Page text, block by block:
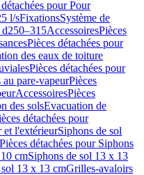
pour Pour
l/sFixationsSystème de
AccessoiresPièces
Pièces détachées pour
des eaux de toiture
Pièces détachées pour
au pare-vapeurPièces
AccessoiresPièces
des solsEvacuation de
détachées pour
et l'extérieurSiphons de sol
Pièces détachées pour Siphons
cmSiphons de sol 13 x 13
sol 13 x 13 cmGrilles-avaloirs